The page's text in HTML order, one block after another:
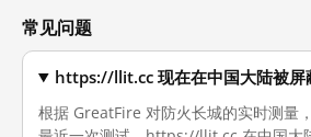
常见问题
https://llit.cc 现在在中国大陆被屏
根据 GreatFire 对防火长城的实时测量